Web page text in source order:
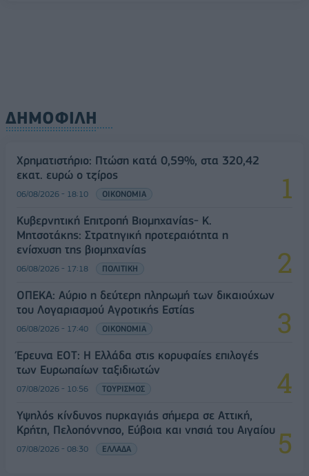
ΔΗΜΟΦΙΛΗ
Χρηματιστήριο: Πτώση κατά 0,59%, στα 320,42
εκατ. ευρώ ο τζίρος
06/08/2026 - 18:10 ΟΙΚΟΝΟΜΙΑ
Κυβερνητική Επιτροπή Βιομηχανίας- Κ.
Μητσοτάκης: Στρατηγική προτεραιότητα η
ενίσχυση της βιομηχανίας
06/08/2026 - 17:18 ΠΟΛΙΤΙΚΗ
ΟΠΕΚΑ: Αύριο η δεύτερη πληρωμή των δικαιούχων
του Λογαριασμού Αγροτικής Εστίας
06/08/2026 - 17:40 ΟΙΚΟΝΟΜΙΑ
Έρευνα ΕΟΤ: Η Ελλάδα στις κορυφαίες επιλογές
των Ευρωπαίων ταξιδιωτών
07/08/2026 - 10:56 ΤΟΥΡΙΣΜΟΣ
Υψηλός κίνδυνος πυρκαγιάς σήμερα σε Αττική,
Κρήτη, Πελοπόννησο, Εύβοια και νησιά του Αιγαίου
07/08/2026 - 08:30 ΕΛΛΑΔΑ